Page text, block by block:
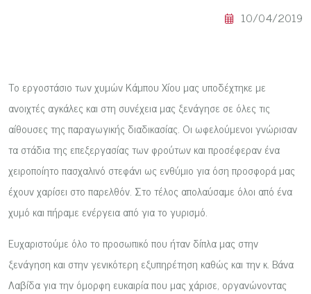
10/04/2019
Το εργοστάσιο των χυμών Κάμπου Χίου μας υποδέχτηκε με
ανοιχτές αγκάλες και στη συνέχεια μας ξενάγησε σε όλες τις
αίθουσες της παραγωγικής διαδικασίας. Οι ωφελούμενοι γνώρισαν
τα στάδια της επεξεργασίας των φρούτων και προσέφεραν ένα
χειροποίητο πασχαλινό στεφάνι ως ενθύμιο για όση προσφορά μας
έχουν χαρίσει στο παρελθόν. Στο τέλος απολαύσαμε όλοι από ένα
χυμό και πήραμε ενέργεια από για το γυρισμό.
Ευχαριστούμε όλο το προσωπικό που ήταν δίπλα μας στην
ξενάγηση και στην γενικότερη εξυπηρέτηση καθώς και την κ. Βάνα
Λαβίδα για την όμορφη ευκαιρία που μας χάρισε, οργανώνοντας